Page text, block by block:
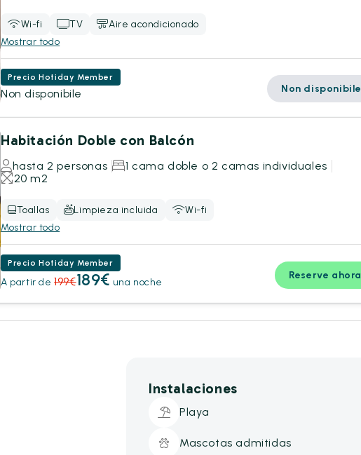
Wi-fi TV
Aire acondicionado
Mostrar todo
Precio Hotiday Member
Non disponibile Non disponibile
Habitación Doble con Balcón
hasta 2 personas
1 cama doble o 2 camas individuales
20 m2
Toallas Limpieza incluida
Wi-fi
Mostrar todo
Precio Hotiday Member
A partir de 199€189€ una noche
Reserve ahora
Instalaciones
Playa
Mascotas admitidas